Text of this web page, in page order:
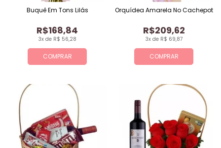
COMPRAR
3x de R$ 56,28
R$168,84
Buquê Em Tons Lilás
COMPRAR
3x de R$ 69,87
R$209,62
Orquídea Amarela No Cachepot